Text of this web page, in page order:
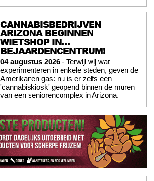
CANNABISBEDRIJVEN
ARIZONA BEGINNEN
WIETSHOP IN…
BEJAARDENCENTRUM!
04 augustus 2026 - Terwijl wij wat
experimenteren in enkele steden, geven de
Amerikanen gas: nu is er zelfs een
'cannabiskiosk' geopend binnen de muren
van een seniorencomplex in Arizona.